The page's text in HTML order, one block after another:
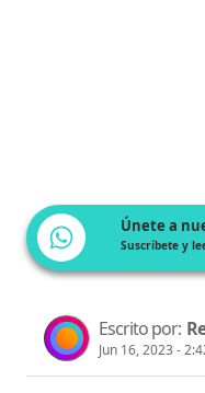
Únete a
Suscríbete y
Escrito por:
Jun 16, 2023 -